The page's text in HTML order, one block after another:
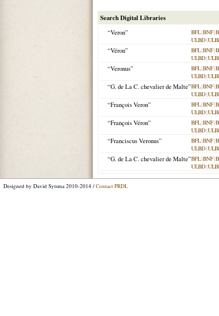
Search Digital Libraries
“Veron”
BFL|BNF|
ULBD|
“Véron” BFL|BNF|
ULBD|
“Veronus” BFL|BNF|
ULBD|
“G. de La C. chevalier de Malte”BFL|BNF|
ULBD|
“François Veron” BFL|BNF|
ULBD|
“François Véron” BFL|BNF|
ULBD|
“Franciscus Veronus” BFL|BNF|
ULBD|
“G. de La C. chevalier de Malte”BFL|BNF|
ULBD|
Designed by David Sytsma 2010-2014 / Contact PRDL